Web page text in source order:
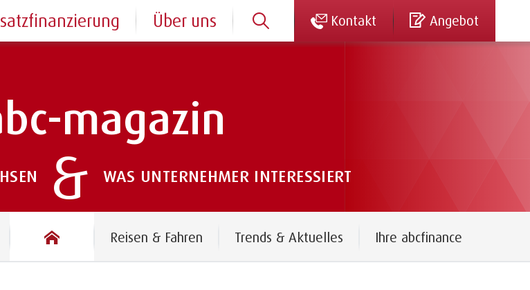
magazin
& WAS UNTERNEHMER INTERESSIERT
das abc-magazinReisen & Fahren Trends & Aktuelles Ihre abcfinance
Über uns Kontakt Angebot